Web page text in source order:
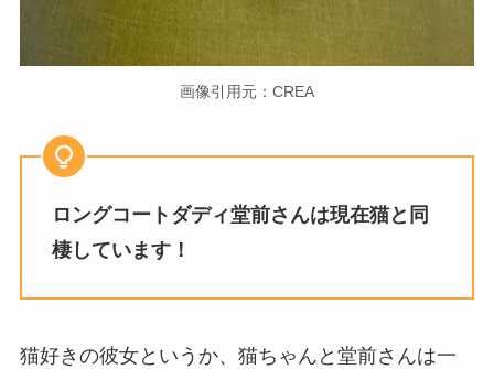
画像引用元：CREA
ロングコートダディ堂前さんは現在猫と同
棲しています！
猫好きの彼女というか、猫ちゃんと堂前さんは一